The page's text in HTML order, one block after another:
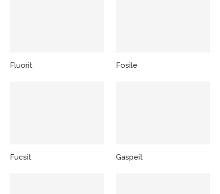
Fluorit Fosile
Fucsit Gaspeit